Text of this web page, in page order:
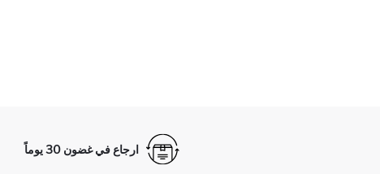
ارجاع في غضون 30 يوماً